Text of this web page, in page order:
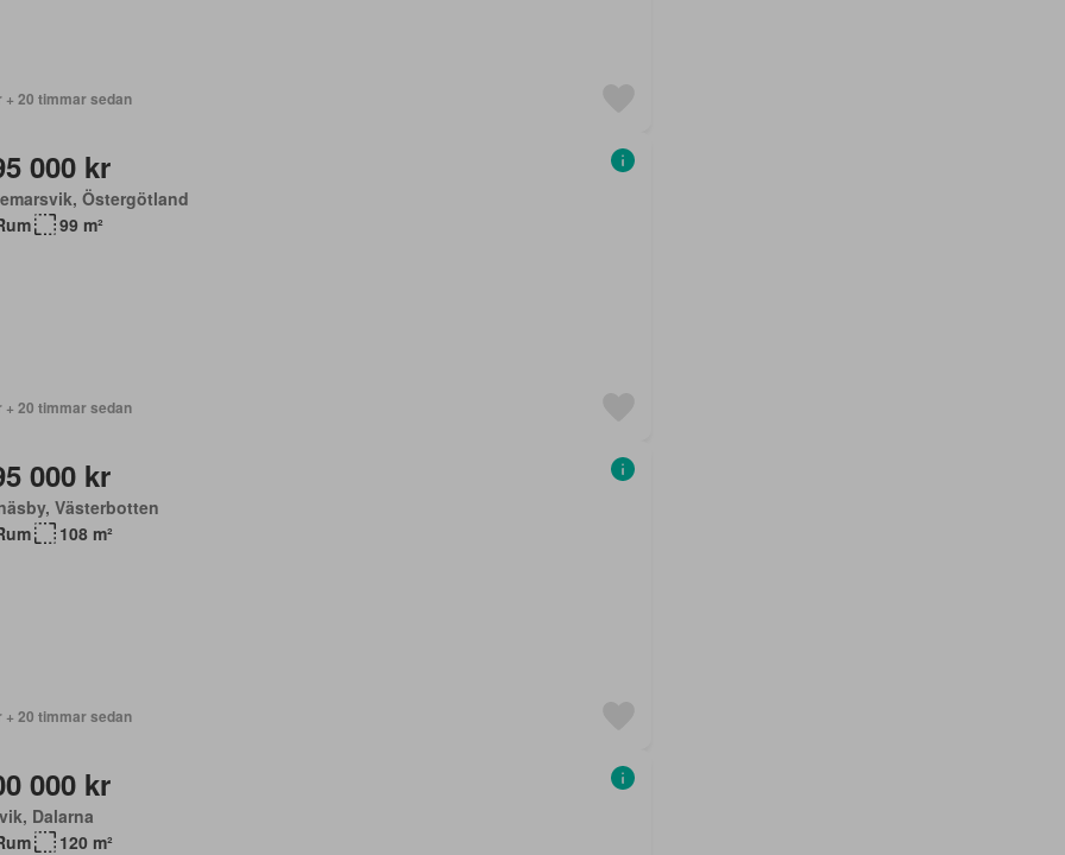
+ 20 timmar sedan
000 kr
Östergötland
99 m²
+ 20 timmar sedan
000 kr
Västerbotten
108 m²
+ 20 timmar sedan
000 kr
Dalarna
120 m²